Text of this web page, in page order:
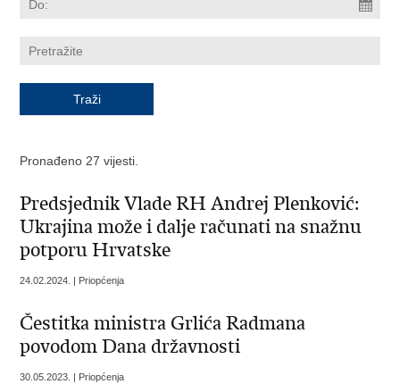
Pronađeno 27 vijesti.
Predsjednik Vlade RH Andrej Plenković:
Ukrajina može i dalje računati na snažnu
potporu Hrvatske
24.02.2024. | Priopćenja
Čestitka ministra Grlića Radmana
povodom Dana državnosti
30.05.2023. | Priopćenja